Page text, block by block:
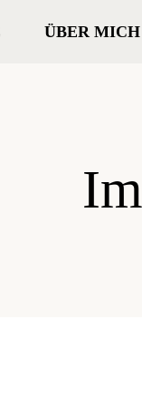
ÜBER MICH